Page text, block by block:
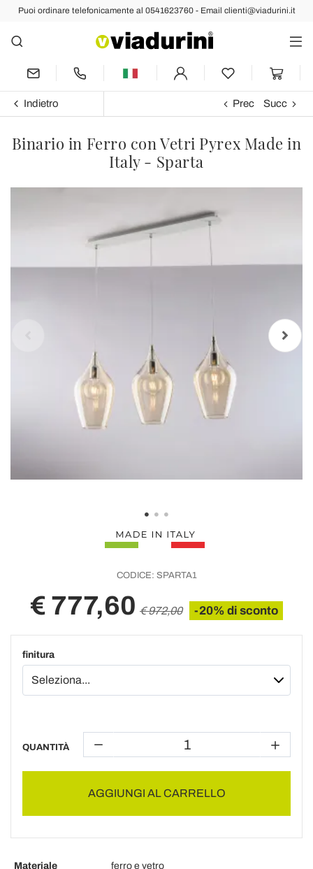
Puoi ordinare telefonicamente al 0541623760 - Email clienti@viadurini.it
Indietro Prec Succ
Binario in Ferro con Vetri Pyrex Made in
Italy - Sparta
CODICE: SPARTA1
€ 777,60 € 972,00 -20% di sconto
finitura
QUANTITÀ
AGGIUNGI AL CARRELLO
Materiale
ferro e vetro